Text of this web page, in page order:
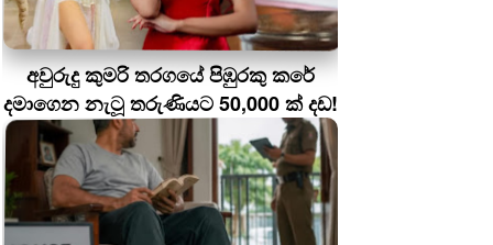
අවුරුදු කුමරි තරගයේ පිඹුරකු කරේ
දමාගෙන නැටූ තරුණියට 50,000 ක් දඩ!